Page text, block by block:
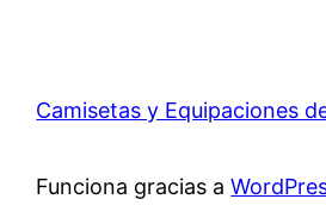
Camisetas y Equipaciones
Funciona gracias a